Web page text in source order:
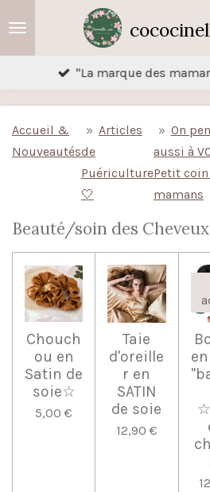
"La marque des
Accueil &
Nouveautés
» Articles
de
Puériculture
🤍
» On
aussi à
Petit
mamans
Beauté/soin des Cheveux
Chouch
ou en
Satin de
soie☆
5,00 €
Taie
d'oreille
r en
SATIN
de soie
12,90 €